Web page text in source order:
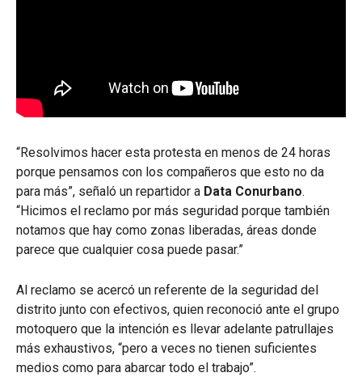
“Resolvimos hacer esta protesta en menos de 24 horas
porque pensamos con los compañeros que esto no da
para más”, señaló un repartidor a Data Conurbano.
“Hicimos el reclamo por más seguridad porque también
notamos que hay como zonas liberadas, áreas donde
parece que cualquier cosa puede pasar.”
Al reclamo se acercó un referente de la seguridad del
distrito junto con efectivos, quien reconoció ante el grupo
motoquero que la intención es llevar adelante patrullajes
más exhaustivos, “pero a veces no tienen suficientes
medios como para abarcar todo el trabajo”.